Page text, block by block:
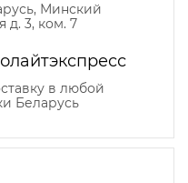
Минский
д. 3, ком. 7
в любой
Беларусь